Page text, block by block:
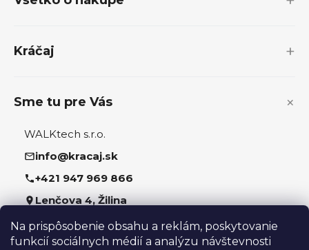
Na prispôsobenie obsahu a reklám, poskytovanie
funkcií sociálnych médií a analýzu návštevnosti
Kráčaj
Sme tu pre Vás
WALKtech s.r.o.
info@kracaj.sk
+421 947 969 866
Lenčova 4, Žilina
Sledujte nás